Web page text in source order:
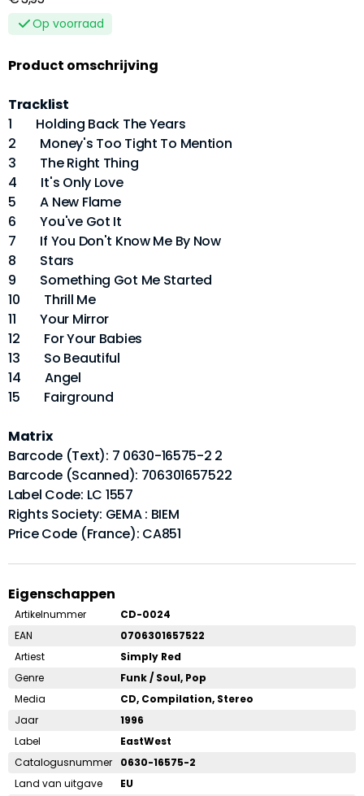
Op voorraad
Product omschrijving
Tracklist
1 Holding Back The Years
2 Money's Too Tight To Mention
3 The Right Thing
4 It's Only Love
5 A New Flame
6 You've Got It
7 If You Don't Know Me By Now
8 Stars
9 Something Got Me Started
10 Thrill Me
11 Your Mirror
12 For Your Babies
13 So Beautiful
14 Angel
15 Fairground
Matrix
Barcode (Text): 7 0630-16575-2 2
Barcode (Scanned): 706301657522
Label Code: LC 1557
Rights Society: GEMA : BIEM
Price Code (France): CA851
Eigenschappen
Artikelnummer
CD-0024
EAN
0706301657522
Artiest
Simply Red
Genre
Funk / Soul, Pop
Media
CD, Compilation, Stereo
Jaar
1996
Label
EastWest
Catalogusnummer
0630-16575-2
Land van uitgave
EU